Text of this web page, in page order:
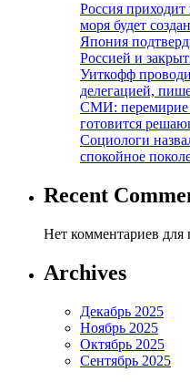
Россия
моря будет
Япония
Россией и
Уиткофф
делегацией,
СМИ: перемирие
готовится
Социологи
спокойное
Recent
Нет комментариев для
Archives
Декабрь 2025
Ноябрь 2025
Октябрь 2025
Сентябрь 2025